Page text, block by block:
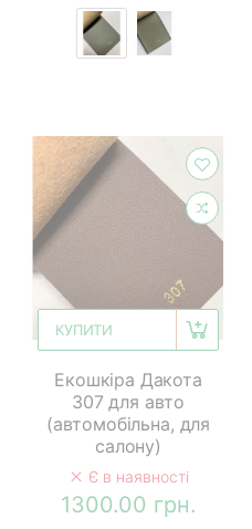
КУПИТИ
Екошкіра Дакота
307 для авто
(автомобільна, для
салону)
Є в наявності
1300.00 грн.